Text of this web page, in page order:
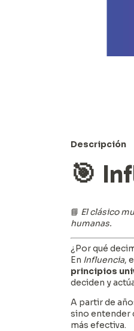
Descripción
🎯
📘 El clásico
humanas.
¿Por qué
En Influencia,
principios
deciden y
A partir de
sino entender
más efectiva.